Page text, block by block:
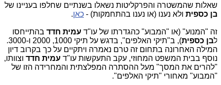
שאלות שהמשטרה והפרקליטות נשאלו בשנתיים שחלפו בעניינו של
בן כספיתולא נענו (או נענו בהתחמקות) -כאן.
זה "המנוע" (או "המבוע" כהגדרתו של עו"דעמית חדדבהתייחסו
בן כספית
), ב"תיקי האלפים", בדגש על תיקי 1000, 2000 ו-3000.
המילה האחרונה בתחום זה טרם נאמרה ויתקיים על כך בקרוב דיון
נוסף בבית המשפט המחוזי, עקב התעקשות עו"דעמית חדדוצוותו,
"להרים את המסך" מעל ההסתרה המפלצתית והמחרידה הזו של
"המבוע" מאחורי "תיקי האלפים".